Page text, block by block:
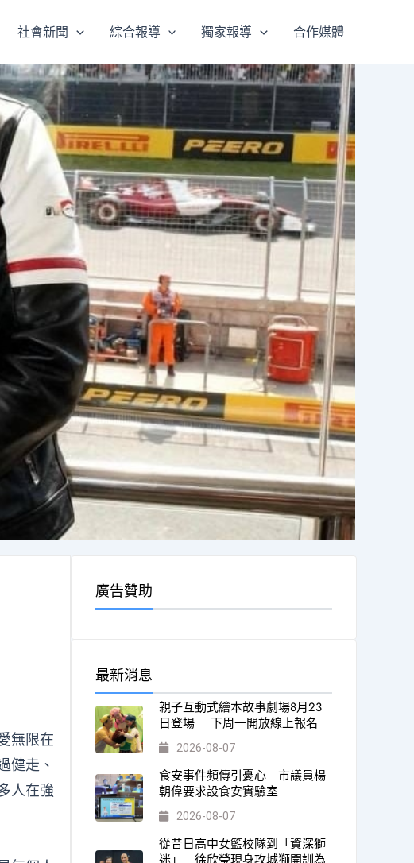
社會新聞 綜合報導 獨家報導 合作媒體
無限在
健走、
人在強
廣告贊助
最新消息
親子互動式繪本故事劇場8月23
日登場 下周一開放線上報名
2026-08-07
食安事件頻傳引憂心 市議員楊
朝偉要求設食安實驗室
2026-08-07
從昔日高中女籃校隊到「資深獅